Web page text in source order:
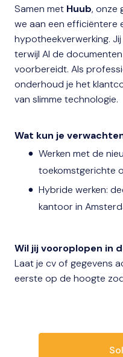
Samen met Huub, onze
we aan een efficiëntere
hypotheekverwerking.
terwijl AI de
voorbereidt. Als
onderhoud je het
van slimme technologie.
Wat kun je
Werken met de
toekomstgerichte
Hybride werken:
kantoor in
Wil jij vooroplopen in
Laat je cv of gegevens
eerste op de hoogte